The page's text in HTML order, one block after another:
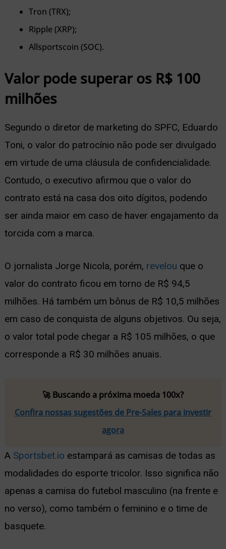
Tron (TRX);
Ripple (XRP);
Allsportscoin (SOC).
Valor pode superar os R$ 100
milhões
Segundo o diretor de marketing do SPFC, Eduardo
Toni, o valor do patrocínio não pode ser divulgado
em virtude de uma cláusula de confidencialidade.
Contudo, o executivo afirmou que o valor do
contrato está na casa dos oito dígitos, podendo
ser ainda maior em caso de haver engajamento da
torcida com a marca.
O jornalista Jorge Nicola, porém, revelou que o
valor do contrato ficou em torno de R$ 94,5
milhões. Há também um bônus de R$ 10,5 milhões
em caso de conquista de alguns objetivos. Ou seja,
o valor total pode chegar a R$ 105 milhões, o que
corresponde a R$ 30 milhões anuais.
🚀 Buscando a próxima moeda 100x?
Confira nossas sugestões de Pre-Sales para investir
agora
A Sportsbet.io estampará as camisas de todas as
modalidades do esporte tricolor. Isso significa não
apenas a camisa do futebol masculino (na frente e
no verso), como também o feminino e o time de
basquete.